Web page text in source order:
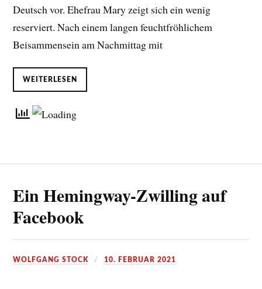
Deutsch vor. Ehefrau Mary zeigt sich ein wenig
reserviert. Nach einem langen feuchtfröhlichem
Beisammensein am Nachmittag mit
WEITERLESEN
Ein Hemingway-Zwilling auf
Facebook
WOLFGANG STOCK 10. FEBRUAR 2021